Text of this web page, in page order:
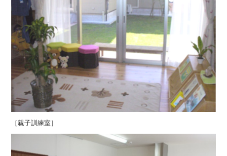
［親子訓練室］